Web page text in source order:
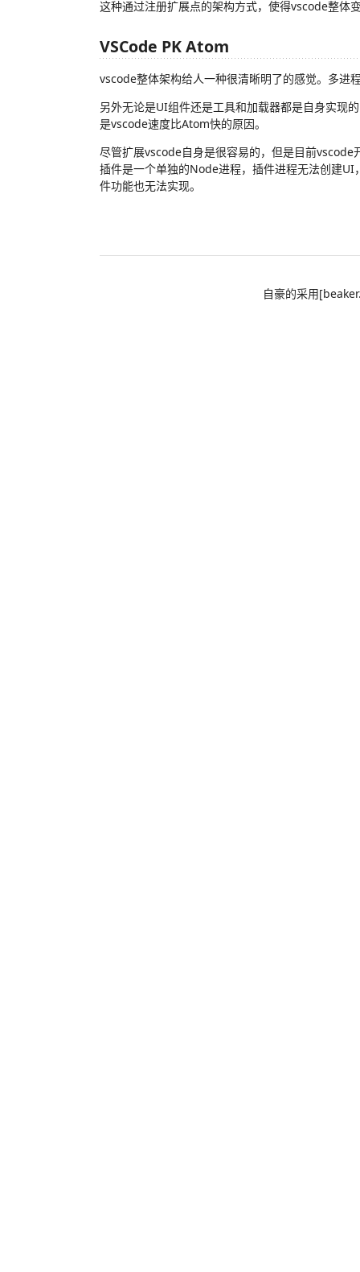
这种通过注册扩展点的架构方式，使得vscode整体
VSCode PK Atom
vscode整体架构给人一种很清晰明了的感觉。多进
另外无论是UI组件还是工具和加载器都是自身实现
是vscode速度比Atom快的原因。
尽管扩展vscode自身是很容易的，但是目前
插件是一个单独的Node进程，插件进程无法创建
件功能也无法实现。
自豪的采用